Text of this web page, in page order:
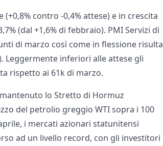
contro -0,4% attese) e in crescita
(dal +1,6% di febbraio). PMI Servizi di
di marzo così come in flessione risulta
Leggermente inferiori alle attese gli
rispetto ai 61k di marzo.
lo Stretto di Hormuz
del petrolio greggio WTI sopra i 100
i mercati azionari statunitensi
ad un livello record, con gli investitori